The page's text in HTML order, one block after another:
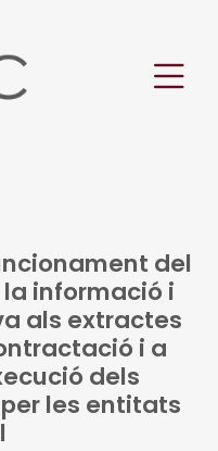
del
informació i
als extractes
i a
dels
les entitats